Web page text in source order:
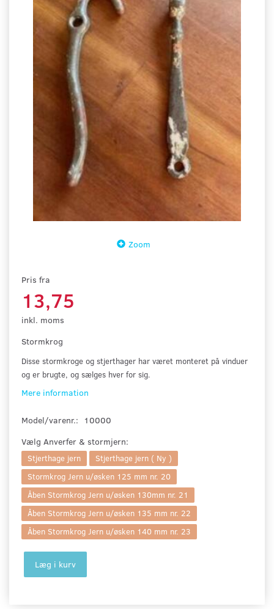
Zoom
Pris fra
13,75
inkl. moms
Stormkrog
Disse stormkroge og stjerthager har været monteret på vinduer
og er brugte, og sælges hver for sig.
Mere information
Model/varenr.:
10000
Vælg Anverfer & stormjern:
Stjerthage jern
Stjerthage jern ( Ny )
Stormkrog Jern u/øsken 125 mm nr. 20
Åben Stormkrog Jern u/øsken 130mm nr. 21
Åben Stormkrog Jern u/øsken 135 mm nr. 22
Åben Stormkrog Jern u/øsken 140 mm nr. 23
Læg i kurv